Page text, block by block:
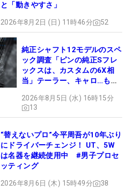
と「動きやすさ」
2026年8月2日 (日) 11時46分 52
純正シャフト12モデルのスペ
ック調査「ピンの純正Sフレ
ックスは、カスタムの6X相
当」テーラー、キャロ…もチ
2026年8月5日 (水) 16時15分
13
“替えないプロ”今平周吾が10年ぶり
にドライバーチェンジ！ UT、5W
は名器を継続使用中 #男子プロセ
ッティング
2026年8月6日 (木) 15時49分 38